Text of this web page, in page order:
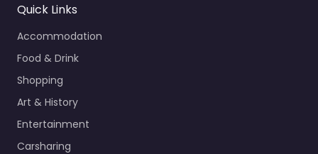
Quick Links
Accommodation
Food & Drink
Shopping
Art & History
Entertainment
Carsharing